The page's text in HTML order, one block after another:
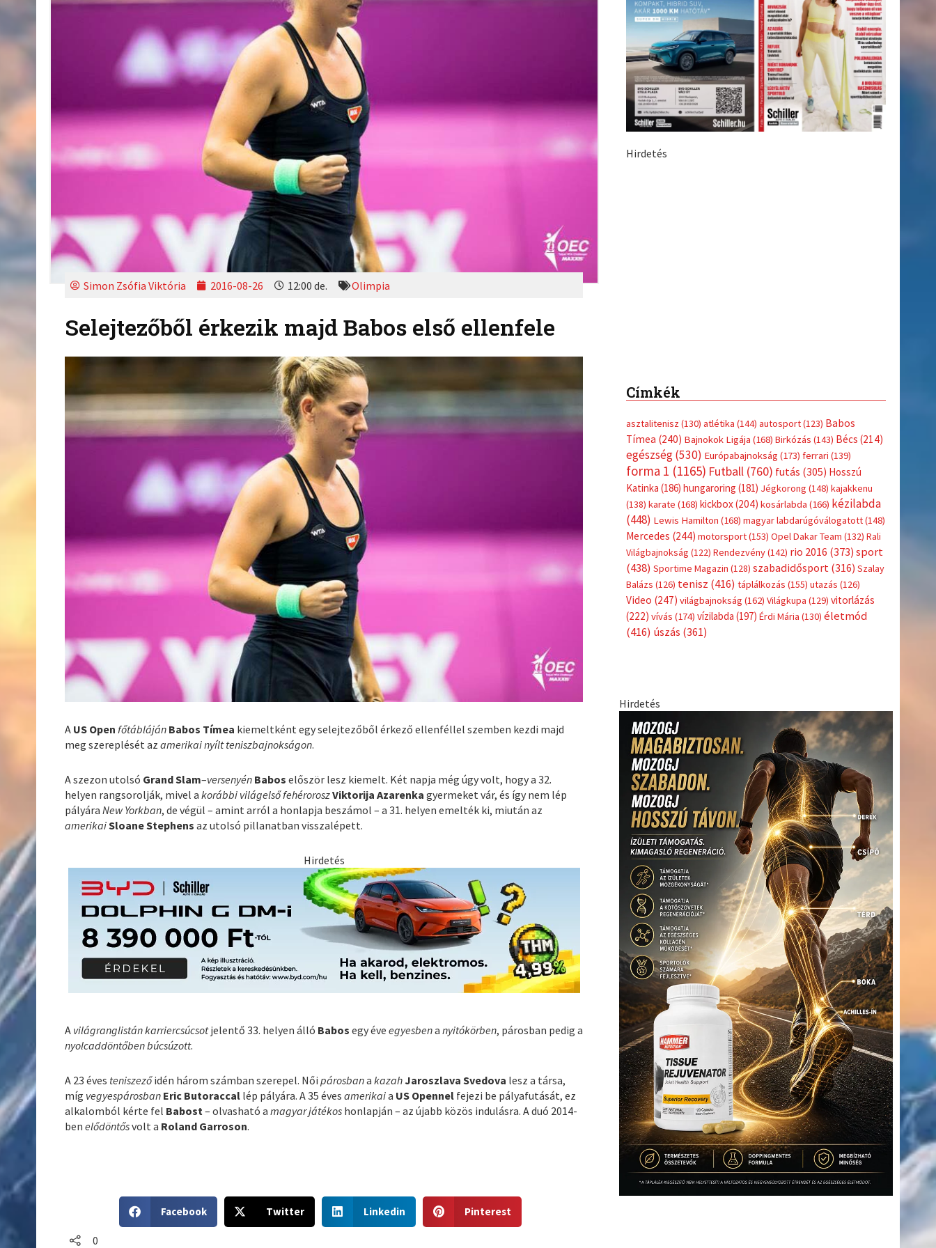
Simon Zsófia Viktória 2016-08-26 12:00 de. Olimpia
Selejtezőből érkezik majd Babos első ellenfele
A US Open főtábláján Babos Tímea kiemeltként egy selejtezőből érkező ellenféllel szemben kezdi majd
meg szereplését azamerikai nyílt teniszbajnokságon.
A szezon utolsó Grand Slam–versenyén Babos először lesz kiemelt. Két napja még úgy volt, hogy a 32.
helyen rangsorolják, mivel akorábbi világelső fehéroroszViktorija Azarenka gyermeket vár, és így nem lép
pályáraNew Yorkban, de végül – amint arról a honlapja beszámol – a 31. helyen emelték ki, miután az
amerikaiSloane Stephens az utolsó pillanatban visszalépett.
Hirdetés
A világranglistánkarriercsúcsotjelentő 33. helyen álló Babos egy éveegyesbenanyitókörben, párosban pedig a
nyolcaddöntőben búcsúzott.
A 23 éves teniszezőidén három számban szerepel. NőipárosbanakazahJaroszlava Svedova lesz a társa,
míg vegyespárosban Eric Butoraccal lép pályára. A 35 évesamerikaia US Opennel fejezi be pályafutását, ez
alkalomból kérte fel Babost – olvasható amagyar játékos honlapján – az újabb közös indulásra. A duó 2014-
benelődöntősvolt a Roland Garroson.
h
Facebook
h
Twitter
h
Linkedin
h
Pinterest
0
Hirdetés
Címkék
asztalitenisz(130) autosport(123)Babos
Tímea(240)Bajnokok Ligája (168)Birkózás(143)Bécs(214)
egészség(530) Európabajnokság(173)ferrari(139)
forma 1(1165) (760)futás(305)
Hosszú
Katinka(186)hungaroring (181)Jégkorong(148)
kajakkenu
(138)karate(168)kickbox(204) kosárlabda(166)kézilabda
(448)Lewis Hamilton(168)magyar labdarúgóválogatott(148)
Mercedes(244)motorsport(153)Opel Dakar Team(132)Rali
Világbajnokság(122)Rendezvény(142)rio 2016(373)sport
(438)Sportime Magazin (128)szabadidősport (316)Szalay
Balázs
(126)tenisz(416)táplálkozás(155)utazás(126)
Video (247)világbajnokság(162) Világkupa(129)vitorlázás
(222)
vívás(174)vízilabda(197) Érdi Mária(130)életmód
(416)úszás(361)
Hirdetés